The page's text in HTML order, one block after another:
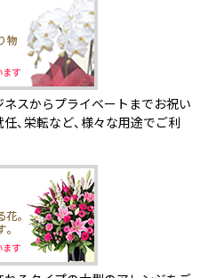
スからプライベートまでお祝い
任、栄転など、様々な用途でご利